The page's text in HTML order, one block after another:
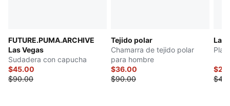
FUTURE.PUMA.ARCHIVE
Las Vegas
Sudadera con capucha
$45.00
$90.00
Tejido polar
Chamarra de tejido polar
para hombre
$36.00
$90.00
Las